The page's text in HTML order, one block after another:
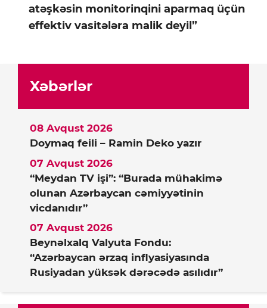
atəşkəsin monitorinqini aparmaq üçün
effektiv vasitələra malik deyil”
Xəbərlər
Doymaq feili – Ramin Deko yazır
08 Avqust 2026
“Meydan TV işi”: “Burada mühakimə
olunan Azərbaycan cəmiyyətinin
vicdanıdır”
07 Avqust 2026
Beynəlxalq Valyuta Fondu:
“Azərbaycan ərzaq inflyasiyasında
Rusiyadan yüksək dərəcədə asılıdır”
07 Avqust 2026